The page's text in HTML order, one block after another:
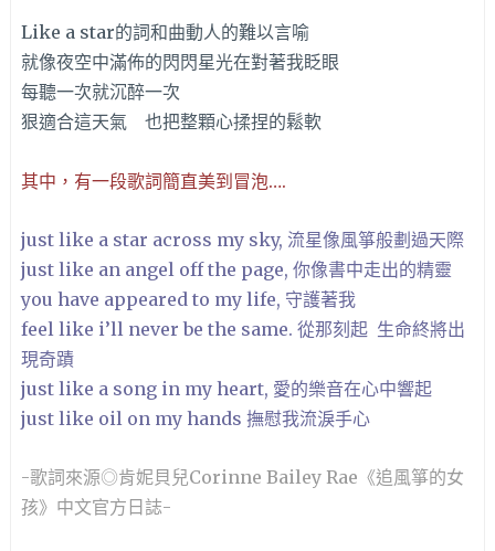
Like a star的詞和曲動人的難以言喻
就像夜空中滿佈的閃閃星光在對著我眨眼
每聽一次就沉醉一次
狠適合這天氣 也把整顆心揉捏的鬆軟
其中，有一段歌詞簡直美到冒泡….
just like a star across my sky, 流星像風箏般劃過天際
just like an angel off the page, 你像書中走出的精靈
you have appeared to my life, 守護著我
feel like i’ll never be the same. 從那刻起 生命終將出
現奇蹟
just like a song in my heart, 愛的樂音在心中響起
just like oil on my hands 撫慰我流淚手心
-歌詞來源◎肯妮貝兒Corinne Bailey Rae《追風箏的女
孩》中文官方日誌-